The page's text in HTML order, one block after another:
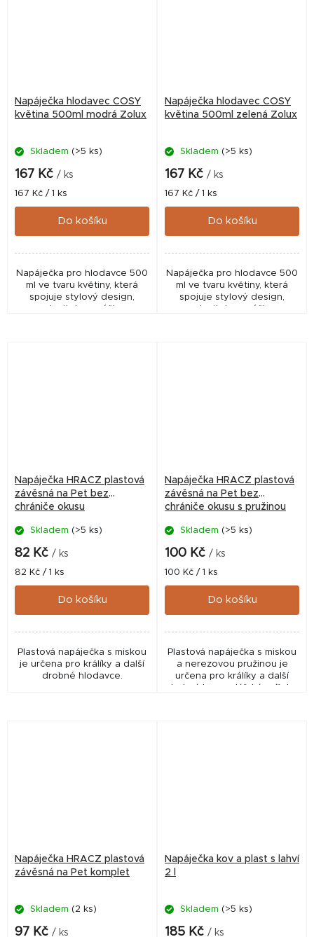
Napáječka hlodavec COSY
květina 500ml modrá Zolux
Skladem (>5 ks)
167 Kč / ks
Měrná
cena:
167 Kč / 1 ks
Do košíku
Napáječka pro hlodavce 500
ml ve tvaru květiny, která
spojuje stylový design,
nastavitelnou výšku a
Napáječka hlodavec COSY
květina 500ml zelená Zolux
Skladem (>5 ks)
167 Kč / ks
Měrná
cena:
167 Kč / 1 ks
Do košíku
Napáječka pro hlodavce 500
ml ve tvaru květiny, která
spojuje stylový design,
nastavitelnou výšku a
Napáječka HRACZ plastová
závěsná na Pet bez
chrániče okusu
Skladem (>5 ks)
82 Kč / ks
Měrná
cena:
82 Kč / 1 ks
Do košíku
Plastová napáječka s miskou
je určena pro králíky a další
drobné hlodavce.
Napáječka HRACZ plastová
závěsná na Pet bez
chrániče okusu s pružinou
Skladem (>5 ks)
100 Kč / ks
Měrná
cena:
100 Kč / 1 ks
Do košíku
Plastová napáječka s miskou
a nerezovou pružinou je
určena pro králíky a další
Napáječka HRACZ plastová
závěsná na Pet komplet
Skladem (2 ks)
97 Kč / ks
Napáječka kov a plast s lahví
2 l
Skladem (>5 ks)
185 Kč / ks